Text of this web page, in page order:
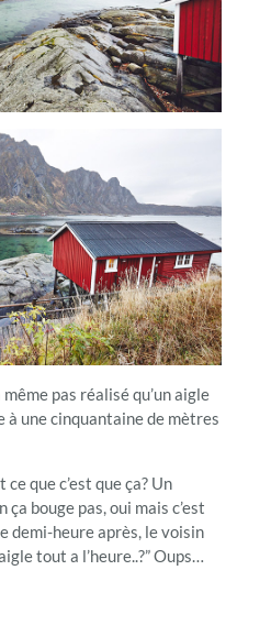
pas réalisé qu’un aigle
à une cinquantaine de mètres
ce que c’est que ça? Un
ça bouge pas, oui mais c’est
demi-heure après, le voisin
tout a l’heure..?” Oups…